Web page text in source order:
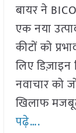
बायर ने
एक नया
कीटों को
लिए
नवाचार को
खिलाफ
पढ़े….